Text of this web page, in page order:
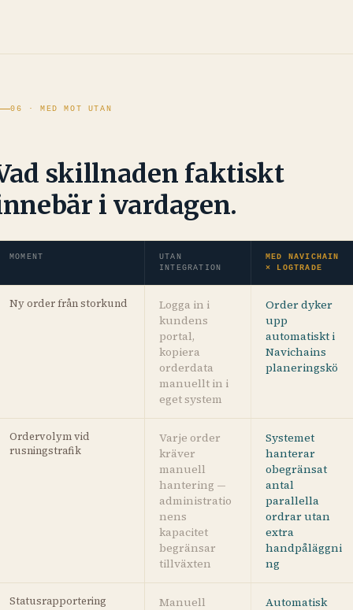
06 · MED MOT UTAN
skillnaden faktiskt
i vardagen.
MOMENT
UTAN
INTEGRATION
MED NAVICHAIN
× LOGTRADE
Ny order från storkund
Logga in i
kundens
portal,
kopiera
orderdata
manuellt in i
eget system
Order dyker
upp
automatiskt i
Navichains
planeringskö
Ordervolym vid
rusningstrafik
Varje order
kräver
manuell
hantering —
administratio
nens
kapacitet
begränsar
tillväxten
Systemet
hanterar
obegränsat
antal
parallella
ordrar utan
extra
handpåläggni
ng
Statusrapportering
Manuell
Automatisk